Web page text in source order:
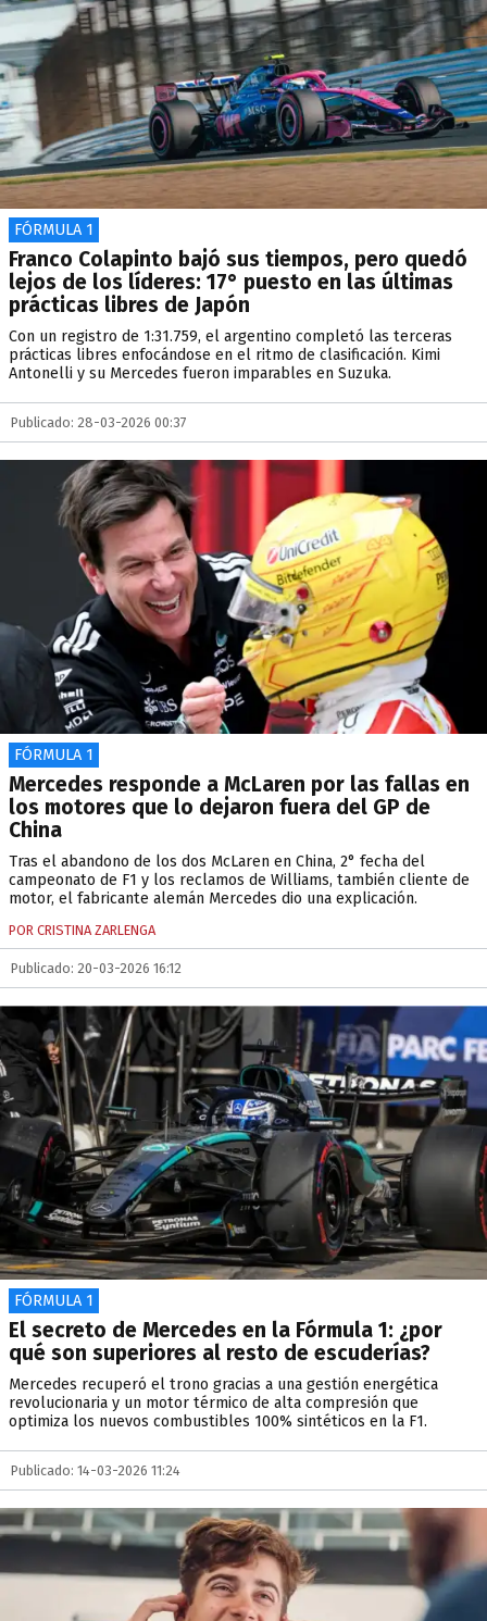
FÓRMULA 1
Franco Colapinto bajó sus tiempos, pero quedó
lejos de los líderes: 17° puesto en las últimas
prácticas libres de Japón
Con un registro de 1:31.759, el argentino completó las terceras
prácticas libres enfocándose en el ritmo de clasificación. Kimi
Antonelli y su Mercedes fueron imparables en Suzuka.
Publicado: 28-03-2026 00:37
FÓRMULA 1
Mercedes responde a McLaren por las fallas en
los motores que lo dejaron fuera del GP de
China
Tras el abandono de los dos McLaren en China, 2° fecha del
campeonato de F1 y los reclamos de Williams, también cliente de
motor, el fabricante alemán Mercedes dio una explicación.
POR CRISTINA ZARLENGA
Publicado: 20-03-2026 16:12
FÓRMULA 1
El secreto de Mercedes en la Fórmula 1: ¿por
qué son superiores al resto de escuderías?
Mercedes recuperó el trono gracias a una gestión energética
revolucionaria y un motor térmico de alta compresión que
optimiza los nuevos combustibles 100% sintéticos en la F1.
Publicado: 14-03-2026 11:24